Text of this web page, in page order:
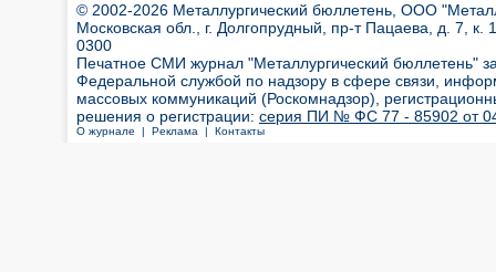
© 2002-2026 Металлургический бюллетень, ООО
Московская обл., г. Долгопрудный, пр-т Пацаева, д. 7,
0300
Печатное СМИ журнал "Металлургический бюллетень"
Федеральной службой по надзору в сфере связи,
массовых коммуникаций (Роскомнадзор),
решения о регистрации: серия ПИ № ФС 77 - 85902 от 04
О журнале | Реклама | Контакты